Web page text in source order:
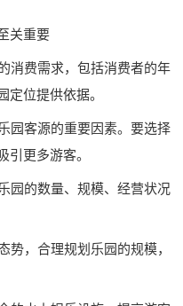
关重要
消费需求，包括消费者的年
定位提供依据。
园客源的重要因素。要选择
引更多游客。
园的数量、规模、经营状况
势，合理规划乐园的规模，